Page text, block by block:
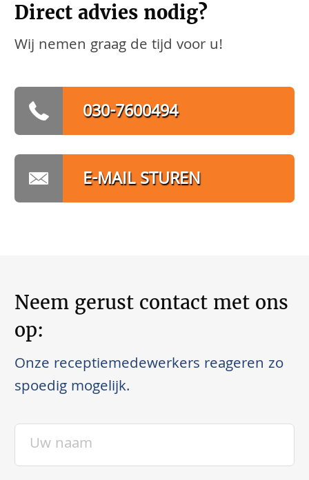
Direct advies nodig?
Wij nemen graag de tijd voor u!
030-7600494
E-MAIL STUREN
Neem gerust contact met ons
op:
Onze receptiemedewerkers reageren zo
spoedig mogelijk.